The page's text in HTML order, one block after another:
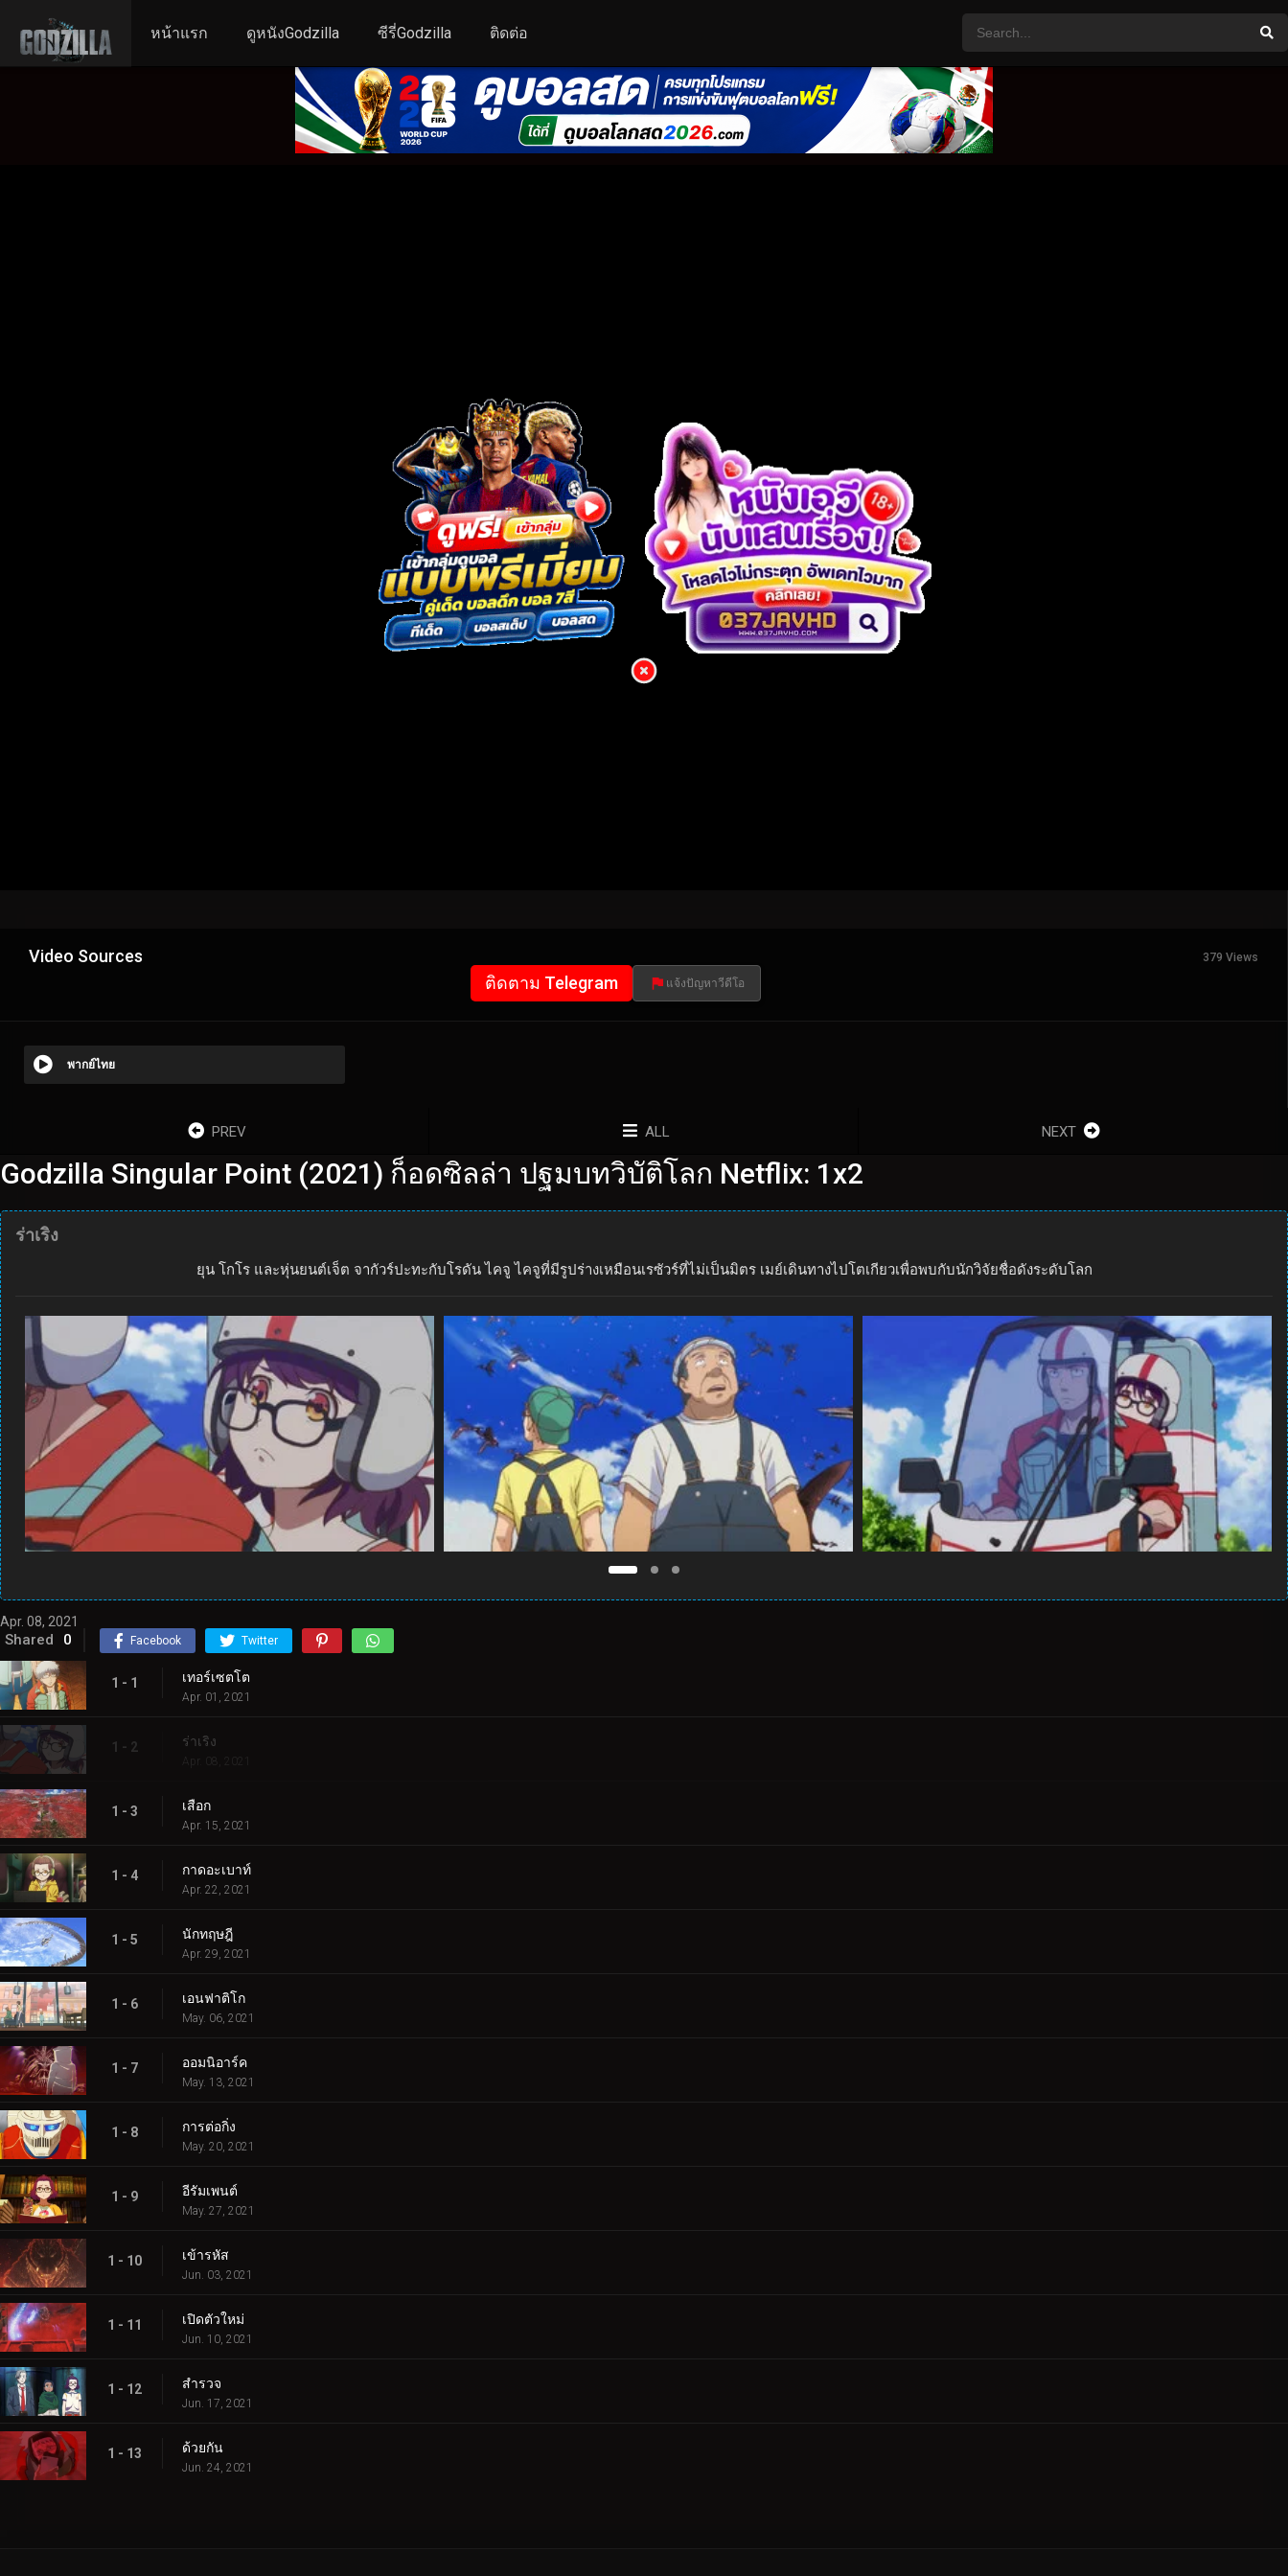
หน้าแรก ดูหนังGodzilla ซีรี่Godzilla ติดต่อ
Video Sources 379 Views
ติดตาม Telegram แจ้งปัญหาวีดีโอ
พากย์ไทย
PREV ALL NEXT
Godzilla Singular Point (2021) ก็อดซิลล่า ปฐมบทวิบัติโลก Netflix: 1x2
ร่าเริง
ยุน โกโร และหุ่นยนต์เจ็ต จากัวร์ปะทะกับโรดัน ไคจู ไคจูที่มีรูปร่างเหมือนเรซัวร์ที่ไม่เป็นมิตร เมย์เดินทางไปโตเกียวเพื่อพบกับนักวิจัยชื่อดังระดับโลก
Apr. 08, 2021
Shared 0 Facebook Twitter
1 - 1 เทอร์เซตโต
Apr. 01, 2021
1 - 2 ร่าเริง
Apr. 08, 2021
1 - 3 เสือก
Apr. 15, 2021
1 - 4 กาดอะเบาท์
Apr. 22, 2021
1 - 5 นักทฤษฎี
Apr. 29, 2021
1 - 6 เอนฟาติโก
May. 06, 2021
1 - 7 ออมนิอาร์ค
May. 13, 2021
1 - 8 การต่อกิ่ง
May. 20, 2021
1 - 9 อีรัมเพนต์
May. 27, 2021
1 - 10 เข้ารหัส
Jun. 03, 2021
1 - 11 เปิดตัวใหม่
Jun. 10, 2021
1 - 12 สำรวจ
Jun. 17, 2021
1 - 13 ด้วยกัน
Jun. 24, 2021